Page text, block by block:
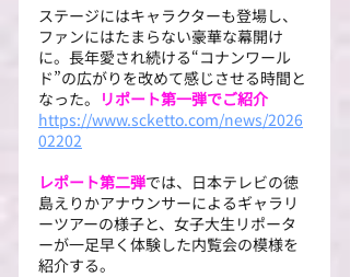
ステージにはキャラクターも登場し、
ファンにはたまらない豪華な幕開け
に。長年愛され続ける“コナンワール
ド”の広がりを改めて感じさせる時間と
なった。 リポート第一弾でご紹介
https://www.scketto.com/news/2026
02202
レポート第二弾では、日本テレビの徳
島えりかアナウンサーによるギャラリ
ーツアーの様子と、女子大生リポータ
ーが一足早く体験した内覧会の模様を
紹介する。